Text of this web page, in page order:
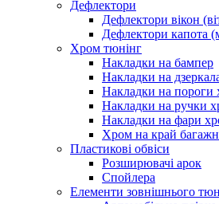
Дефлектори
Дефлектори вікон
Дефлектори капота
Хром тюнінг
Накладки на бампер
Накладки на
Накладки на пороги
Накладки на ручки
Накладки на фари
Хром на край
Пластикові обвіси
Розширювачі арок
Спойлера
Елементи зовнішнього